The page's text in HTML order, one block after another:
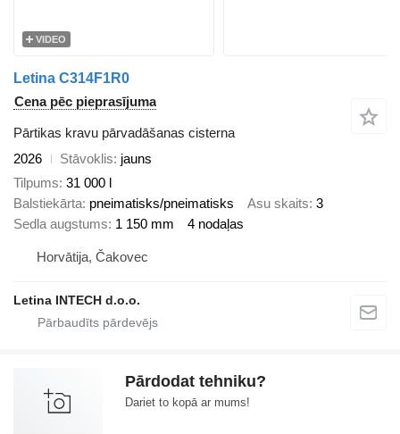
VIDEO
Letina C314F1R0
Cena pēc pieprasījuma
Pārtikas kravu pārvadāšanas cisterna
2026
Stāvoklis jauns
Tilpums 31 000 l
Balstiekārta pneimatisks/pneimatisks Asu skaits 3
Sedla augstums 1 150 mm 4 nodaļas
Horvātija, Čakovec
Letina INTECH d.o.o.
Pārdodat tehniku?
Dariet to kopā ar mums!